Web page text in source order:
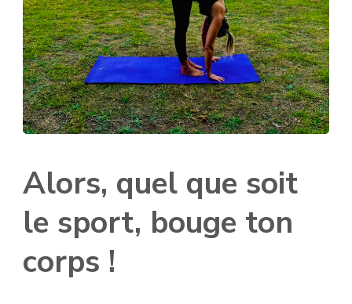
Alors, quel que soit
le sport, bouge ton
corps !